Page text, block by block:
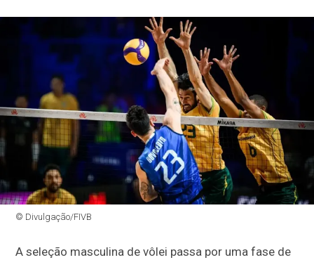
© Divulgação/FIVB
A seleção masculina de vôlei passa por uma fase de